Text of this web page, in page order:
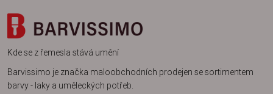
Kde se z řemesla stává umění
Barvissimo je značka maloobchodních prodejen se sortimentem
barvy - laky a uměleckých potřeb.